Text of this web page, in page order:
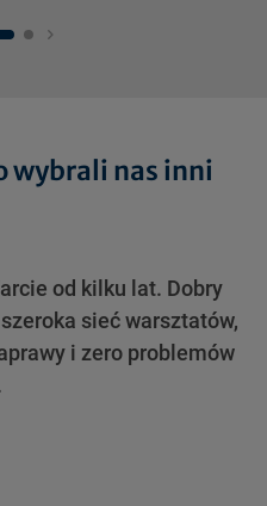
wybrali nas inni
od kilku lat. Dobry
sieć warsztatów,
i zero problemów